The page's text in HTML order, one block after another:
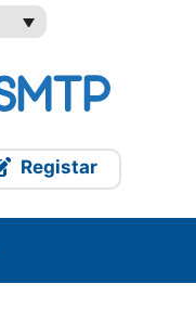
Registar